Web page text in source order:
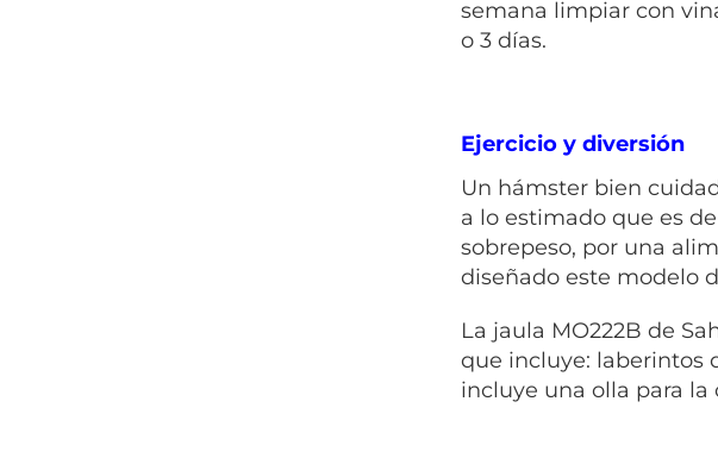
semana limpiar con
o 3 días.
Ejercicio y diversión
Un hámster bien
a lo estimado que es
sobrepeso, por una
diseñado este modelo
La jaula MO222B de
que incluye: laberintos
incluye una olla para la